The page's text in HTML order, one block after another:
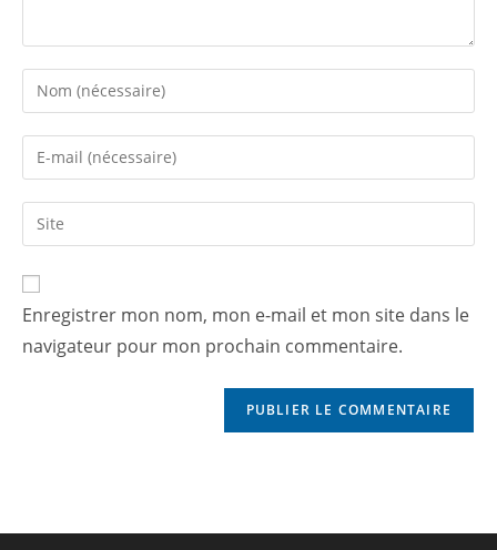
Enregistrer mon nom, mon e-mail et mon site dans le
navigateur pour mon prochain commentaire.